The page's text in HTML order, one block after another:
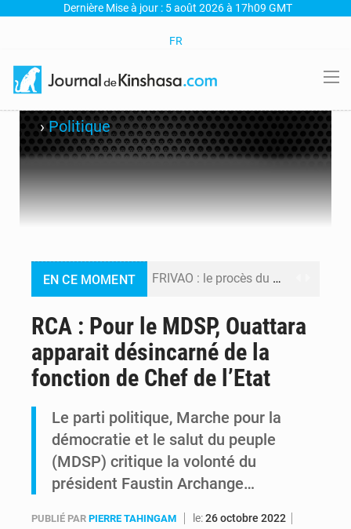
Dernière Mise à jour : 5 août 2026 à 17h09 GMT
FR
›Politique
EN CE MOMENT FRIVAO : le procès du détournement de 325 millions de dollars reporté à la mi-août
RDC : Christian Bosembe annonce la fermeture imminente de TikTok pour stopper la propagande de l’AFC-M23
RCA : Pour le MDSP, Ouattara
apparait désincarné de la
fonction de Chef de l’Etat
Le parti politique, Marche pour la
démocratie et le salut du peuple
(MDSP) critique la volonté du
président Faustin Archange…
PUBLIÉ PAR PIERRE TAHINGAM le:26 octobre 2022